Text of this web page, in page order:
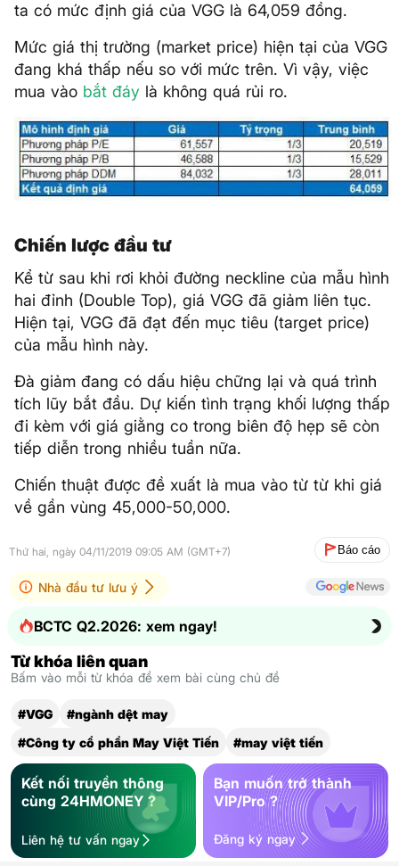
ta có mức định giá của VGG là 64,059 đồng.
Mức giá thị trường (market price) hiện tại của VGG
đang khá thấp nếu so với mức trên. Vì vậy, việc
mua vào bắt đáy là không quá rủi ro.
Chiến lược đầu tư
Kể từ sau khi rơi khỏi đường neckline của mẫu hình
hai đỉnh (Double Top), giá VGG đã giảm liên tục.
Hiện tại, VGG đã đạt đến mục tiêu (target price)
của mẫu hình này.
Đà giảm đang có dấu hiệu chững lại và quá trình
tích lũy bắt đầu. Dự kiến tình trạng khối lượng thấp
đi kèm với giá giằng co trong biên độ hẹp sẽ còn
tiếp diễn trong nhiều tuần nữa.
Chiến thuật được đề xuất là mua vào từ từ khi giá
về gần vùng 45,000-50,000.
Thứ hai, ngày 04/11/2019 09:05 AM (GMT+7) Báo cáo
Nhà đầu tư lưu ý
BCTC Q2.2026: xem ngay!
Từ khóa liên quan
Bấm vào mỗi từ khóa để xem bài cùng chủ đề
#VGG
#ngành dệt may
#Công ty cổ phần May Việt Tiến
#may việt tiến
Kết nối truyền thông
cùng 24HMONEY ?
Liên hệ tư vấn ngay
Bạn muốn trở thành
VIP/Pro ?
Đăng ký ngay